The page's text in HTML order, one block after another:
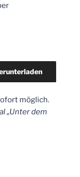
möglich.
„Unter dem